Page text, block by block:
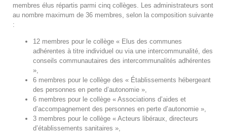
membres élus répartis parmi cinq collèges. Les administrateurs sont
au nombre maximum de 36 membres, selon la composition suivante
:
12 membres pour le collège « Elus des communes
adhérentes à titre individuel ou via une intercommunalité, des
conseils communautaires des intercommunalités adhérentes
»,
6 membres pour le collège des « Établissements hébergeant
des personnes en perte d’autonomie »,
6 membres pour le collège « Associations d’aides et
d’accompagnement des personnes en perte d’autonomie »,
3 membres pour le collège « Acteurs libéraux, directeurs
d’établissements sanitaires »,